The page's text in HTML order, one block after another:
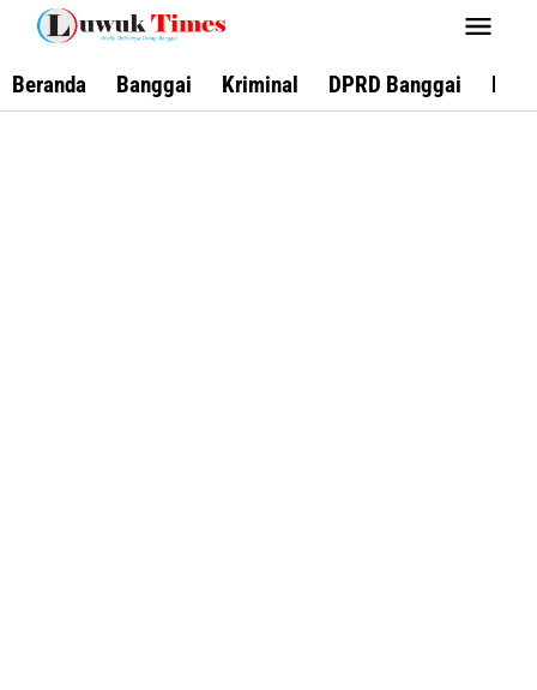
Lewati
konten
Beranda Banggai Kriminal DPRD Banggai